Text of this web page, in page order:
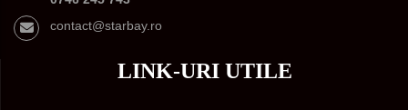
contact@starbay.ro
LINK-URI UTILE